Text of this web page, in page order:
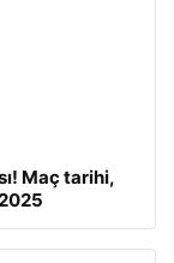
Maç tarihi,